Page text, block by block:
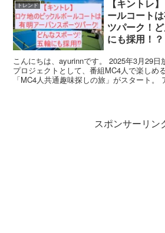
トレンド
【キントレ
ールコート
ツパーク！
にも採用！？
こんにちは、ayurinnです。 2025年3月29
プロジェクトとして、番組MC4人で楽しめ
「MC4人共通趣味探しの旅」がスタート。
スポンサーリン